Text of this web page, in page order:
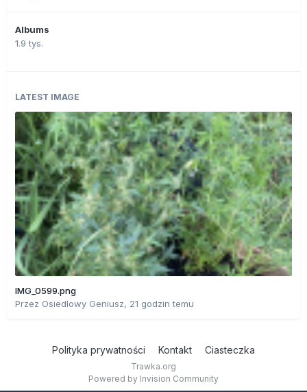
Albums
1.9 tys.
LATEST IMAGE
IMG_0599.png
Przez Osiedlowy Geniusz, 21 godzin temu
Polityka prywatności Kontakt Ciasteczka
Trawka.org
Powered by Invision Community